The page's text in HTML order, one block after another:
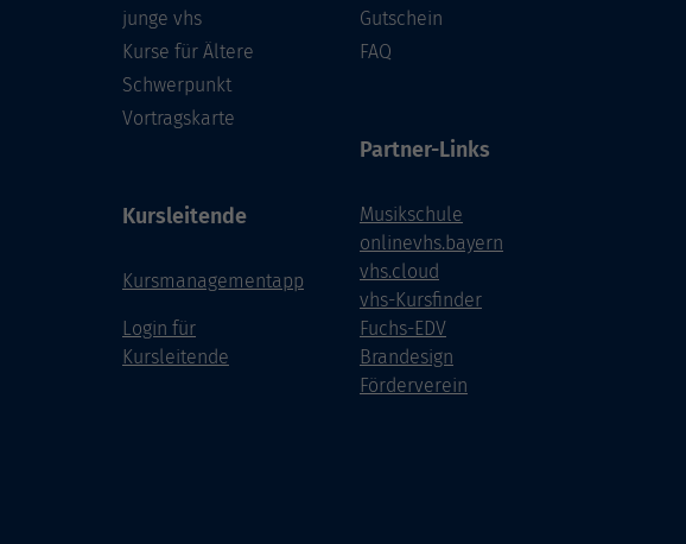
junge vhs
Kurse für Ältere
Schwerpunkt
Vortragskarte
Kursleitende
Kursmanagementapp
Login für
Kursleitende
Gutschein
FAQ
Partner-Links
Musikschule
onlinevhs.bayern
vhs.cloud
vhs-Kursfinder
Fuchs-EDV
Brandesign
Förderverein